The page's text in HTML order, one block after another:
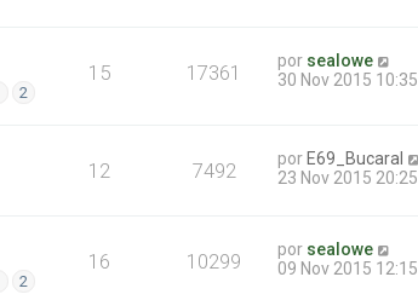
2
15 17361 por sealowe
30 Nov 2015 10:35
12 7492 por E69_Bucaral
23 Nov 2015 20:25
2
16 10299 por sealowe
09 Nov 2015 12:15